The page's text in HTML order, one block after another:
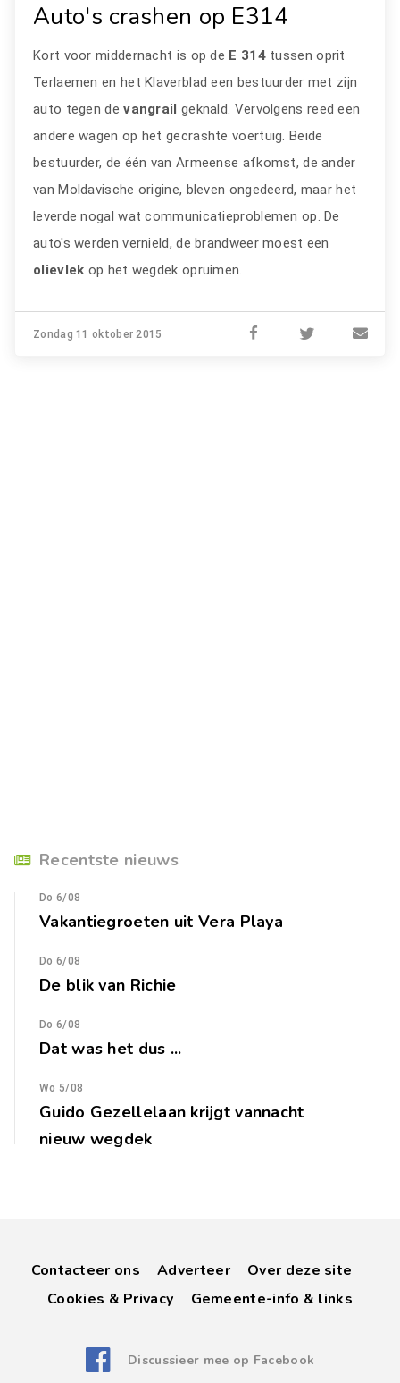
Auto's crashen op E314
Kort voor middernacht is op de E 314tussen oprit
Terlaemen en het Klaverblad een bestuurder met zijn
auto tegen devangrail geknald. Vervolgens reed een
andere wagen op het gecrashte voertuig. Beide
bestuurder, de één van Armeense afkomst, de ander
van Moldavische origine, bleven ongedeerd, maar het
leverde nogal wat communicatieproblemen op. De
auto's werden vernield, de brandweer moest een
olievlek op het wegdek opruimen.
Zondag 11 oktober 2015
Recentste nieuws
Do 6/08
Vakantiegroeten uit Vera Playa
Do 6/08
De blik van Richie
Do 6/08
Dat was het dus ...
Wo 5/08
Guido Gezellelaan krijgt vannacht
nieuw wegdek
Contacteer ons Adverteer
Over deze site
Cookies & Privacy
Gemeente-info & links
Discussieer mee op Facebook